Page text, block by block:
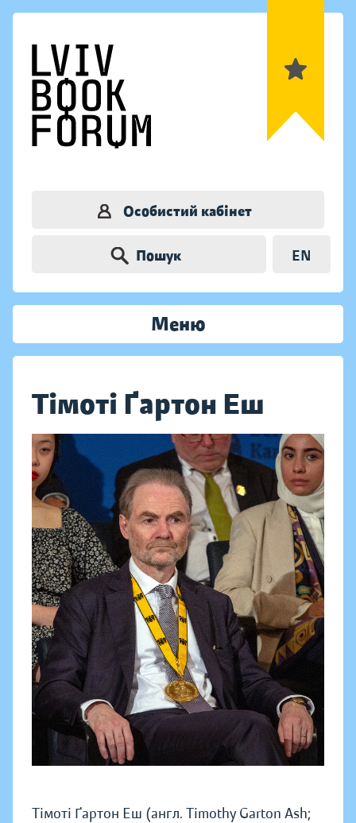
Особистий кабінет
Пошук EN
Меню
Тімоті Ґартон Еш
Тімоті Ґартон Еш (англ. Timothy Garton Ash;